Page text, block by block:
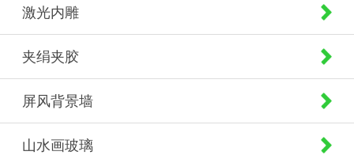
激光内雕
夹绢夹胶
屏风背景墙
山水画玻璃